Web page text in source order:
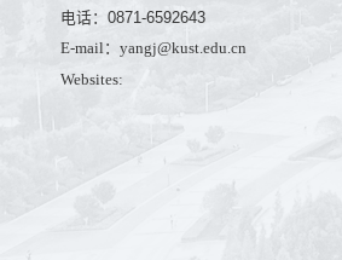
电话：0871-6592643
E-mail：yangj@kust.edu.cn
Websites: